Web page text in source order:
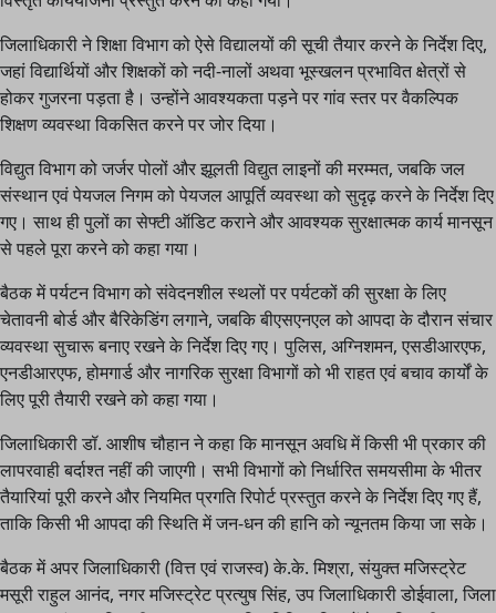
जिलाधिकारी ने शिक्षा विभाग को ऐसे विद्यालयों की सूची तैयार करने के निर्देश दिए,
जहां विद्यार्थियों और शिक्षकों को नदी-नालों अथवा भूस्खलन प्रभावित क्षेत्रों से
होकर गुजरना पड़ता है। उन्होंने आवश्यकता पड़ने पर गांव स्तर पर वैकल्पिक
शिक्षण व्यवस्था विकसित करने पर जोर दिया।
विद्युत विभाग को जर्जर पोलों और झूलती विद्युत लाइनों की मरम्मत, जबकि जल
संस्थान एवं पेयजल निगम को पेयजल आपूर्ति व्यवस्था को सुदृढ़ करने के निर्देश दिए
गए। साथ ही पुलों का सेफ्टी ऑडिट कराने और आवश्यक सुरक्षात्मक कार्य मानसून
से पहले पूरा करने को कहा गया।
बैठक में पर्यटन विभाग को संवेदनशील स्थलों पर पर्यटकों की सुरक्षा के लिए
चेतावनी बोर्ड और बैरिकेडिंग लगाने, जबकि बीएसएनएल को आपदा के दौरान संचार
व्यवस्था सुचारू बनाए रखने के निर्देश दिए गए। पुलिस, अग्निशमन, एसडीआरएफ,
एनडीआरएफ, होमगार्ड और नागरिक सुरक्षा विभागों को भी राहत एवं बचाव कार्यों के
लिए पूरी तैयारी रखने को कहा गया।
जिलाधिकारी डॉ. आशीष चौहान ने कहा कि मानसून अवधि में किसी भी प्रकार की
लापरवाही बर्दाश्त नहीं की जाएगी। सभी विभागों को निर्धारित समयसीमा के भीतर
तैयारियां पूरी करने और नियमित प्रगति रिपोर्ट प्रस्तुत करने के निर्देश दिए गए हैं,
ताकि किसी भी आपदा की स्थिति में जन-धन की हानि को न्यूनतम किया जा सके।
बैठक में अपर जिलाधिकारी (वित्त एवं राजस्व) के.के. मिश्रा, संयुक्त मजिस्ट्रेट
मसूरी राहुल आनंद, नगर मजिस्ट्रेट प्रत्युष सिंह, उप जिलाधिकारी डोईवाला, जिला